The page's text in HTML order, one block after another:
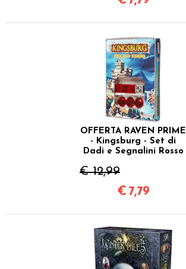
OFFERTA RAVEN PRIME
- Kingsburg - Set di
Dadi e Segnalini Rosso
€ 12,99
€ 7,79